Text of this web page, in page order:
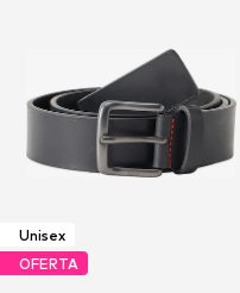
Unisex
OFERTA